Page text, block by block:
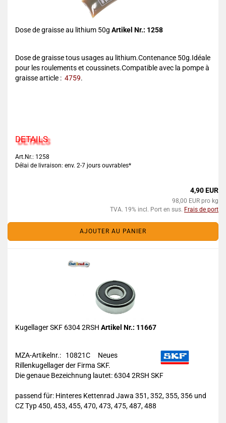
Dose de graisse au lithium 50g Artikel Nr.: 1258
Dose de graisse tous usages au lithium.Contenance 50g.Idéale
pour les roulements et coussinets.Compatible avec la pompe à
graisse article : 4759.
DETAILS
Art.Nr.: 1258
Délai de livraison: env. 2-7 jours ouvrables*
4,90 EUR
98,00 EUR pro kg
TVA. 19% incl. Port en sus. Frais de port
AJOUTER AU PANIER
Kugellager SKF 6304 2RSH Artikel Nr.: 11667
MZA-Artikelnr.: 10821C
Neues
Rillenkugellager der Firma SKF.
Die genaue Bezeichnung lautet: 6304 2RSH SKF
passend für: Hinteres Kettenrad Jawa 351, 352, 355, 356 und
CZ Typ 450, 453, 455, 470, 473, 475, 487, 488